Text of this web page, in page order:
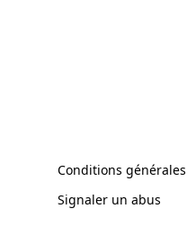
Conditions générales
Signaler un abus